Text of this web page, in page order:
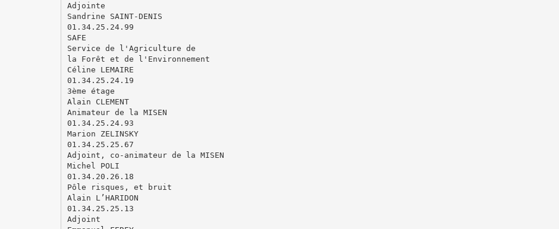
Adjointe
Sandrine SAINT-DENIS
01.34.25.24.99
SAFE
Service de l'Agriculture de
la Forêt et de l'Environnement
Céline LEMAIRE
01.34.25.24.19
3ème étage
Alain CLEMENT
Animateur de la MISEN
01.34.25.24.93
Marion ZELINSKY
01.34.25.25.67
Adjoint, co-animateur de la MISEN
Michel POLI
01.34.20.26.18
Pôle risques, et bruit
Alain L’HARIDON
01.34.25.25.13
Adjoint